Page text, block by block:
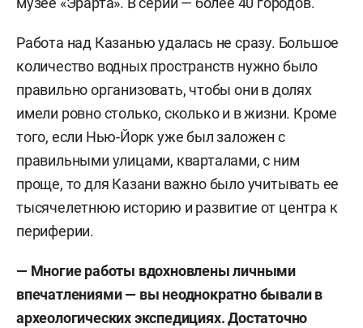
Работа над Казанью удалась не сразу. Большое
количество водных пространств нужно было
правильно организовать, чтобы они в долях
имели ровно столько, сколько и в жизни. Кроме
того, если Нью-Йорк уже был заложен с
правильными улицами, кварталами, с ним
проще, то для Казани важно было учитывать ее
тысячелетнюю историю и развитие от центра к
периферии.
— Многие работы вдохновлены личными
впечатлениями— вы неоднократно бывали в
археологических экспедициях. Достаточно